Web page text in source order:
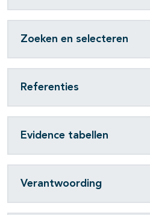
Zoeken en selecteren
Referenties
Evidence tabellen
Verantwoording